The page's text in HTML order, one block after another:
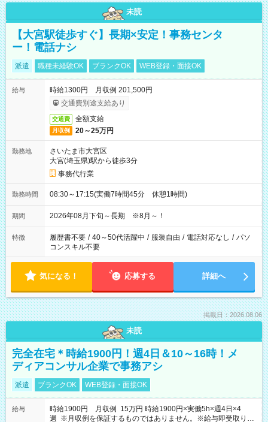
未読
【大宮駅徒歩すぐ】長期×安定！事務センタ
ー！電話ナシ
派遣 職種未経験OK ブランクOK WEB登録・面接OK
給与
時給1300円 月収例 201,500円
交通費別途支給あり
交通費 全額支給
月収例 20～25万円
勤務地
さいたま市大宮区
大宮(埼玉県)駅から徒歩3分
事務代行業
勤務時間 08:30～17:15(実働7時間45分 休憩1時間)
期間 2026年08月下旬～長期 ※8月～！
特徴 履歴書不要 / 40～50代活躍中 / 服装自由 / 電話対応なし / パソ
コンスキル不要
気になる！ 応募する 詳細へ
掲載日：2026.08.06
未読
完全在宅＊時給1900円！週4日＆10～16時！メ
ディアコンサル企業で事務アシ
派遣 ブランクOK WEB登録・面接OK
給与
時給1900円 月収例 15万円 時給1900円×実働5h×週4日×4
週 ※月収例を保証するものではありません。※給与即受取りサ